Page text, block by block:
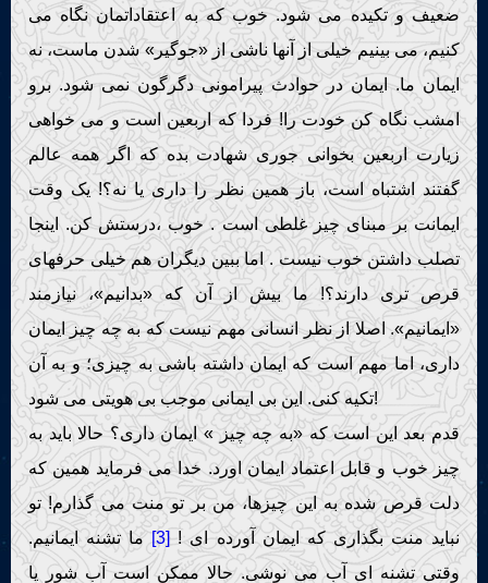
ضعیف و تکیده می شود. خوب که به اعتقاداتمان نگاه می
کنیم، می بینیم خیلی از آنها ناشی از «جوگیر» شدن ماست، نه
ایمان ما. ایمان در حوادث پیرامونی دگرگون نمی شود. برو
امشب نگاه کن خودت را! فردا که اربعین است و می خواهی
زیارت اربعین بخوانی جوری شهادت بده که اگر همه عالم
گفتند اشتباه است، باز همین نظر را داری یا نه؟! یک وقت
ایمانت بر مبنای چیز غلطی است . خوب ،درستش کن. اینجا
تصلب داشتن خوب نیست . اما ببین دیگران هم خیلی حرفهای
قرص تری دارند؟! ما بیش از آن که «بدانیم»، نیازمند
«ایمانیم». اصلا از نظر انسانی مهم نیست که به چه چیز ایمان
داری، اما مهم است که ایمان داشته باشی به چیزی؛ و به آن
تکیه کنی. این بی ایمانی موجب بی هویتی می شود!
قدم بعد این است که «به چه چیز » ایمان داری؟ حالا باید به
چیز خوب و قابل اعتماد ایمان اورد. خدا می فرماید همین که
دلت قرص شده به این چیزها، من بر تو منت می گذارم! تو
نباید منت بگذاری که ایمان آورده ای ![3]
ما تشنه ایمانیم.
وقتی تشنه ای آب می نوشی. حالا ممکن است آب شور یا